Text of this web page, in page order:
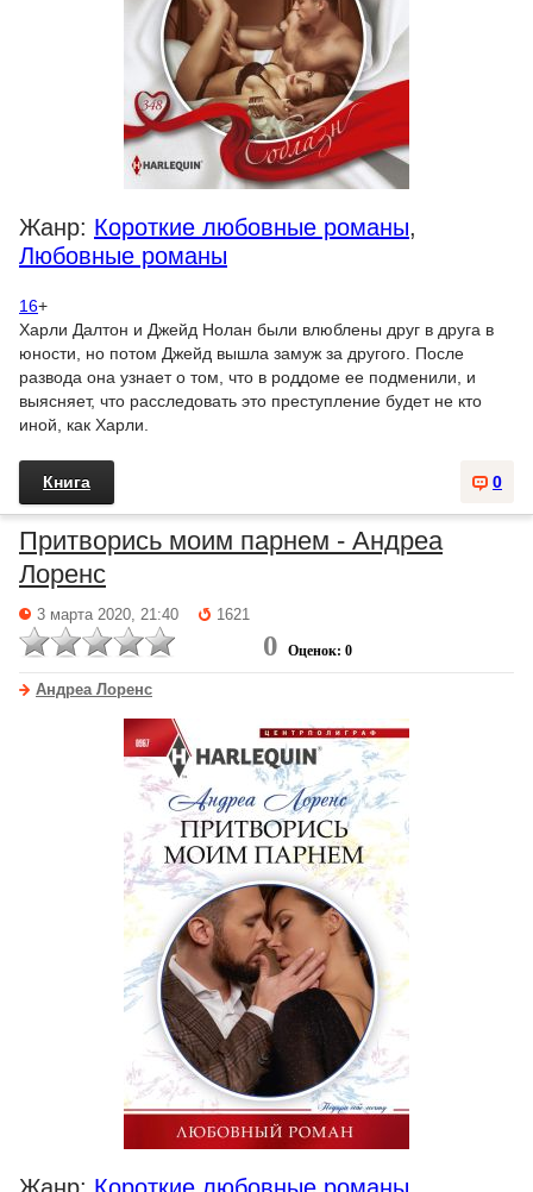
Жанр: Короткие любовные романы,
Любовные романы
16+
Харли Далтон и Джейд Нолан были влюблены друг в друга в
юности, но потом Джейд вышла замуж за другого. После
развода она узнает о том, что в роддоме ее подменили, и
выясняет, что расследовать это преступление будет не кто
иной, как Харли.
0
Книга
Притворись моим парнем - Андреа
Лоренс
3 марта 2020, 21:40 1621
0 Оценок: 0
Андреа Лоренс